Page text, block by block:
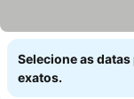
Selecione as
exatos.